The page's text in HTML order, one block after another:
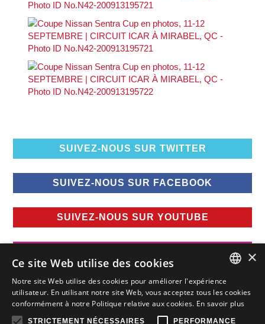
SUIVEZ-NOUS SUR TWITTER
SUIVEZ-NOUS SUR FACEBOOK
SUIVEZ-NOUS SUR YOUTUBE
FRENCH
FRENCH
×
Ce site Web utilise des cookies
Notre site Web utilise des cookies pour améliorer l'expérience
utilisateur. En utilisant notre site Web, vous acceptez tous les cookies
conformément à notre Politique relative aux cookies. En savoir plus
STRICTEMENT NÉCESSAIRES PERFORMANCE